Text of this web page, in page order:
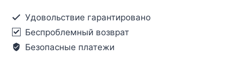
Удовольствие гарантировано
Беспроблемный возврат
Безопасные платежи